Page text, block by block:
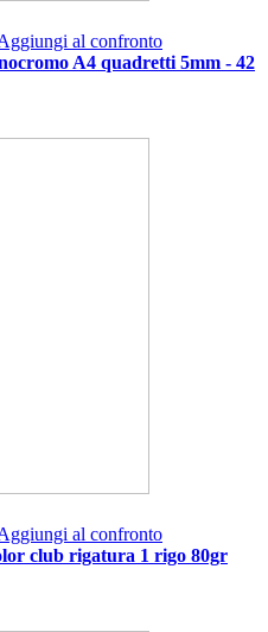
al confronto
A4 quadretti 5mm - 42
al confronto
club rigatura 1 rigo 80gr